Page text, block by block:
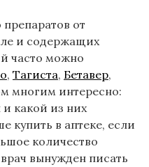
от
и содержащих
часто можно
, Тагиста, Бетавер,
многим интересно:
какой из них
купить в аптеке, если
количество
вынужден писать